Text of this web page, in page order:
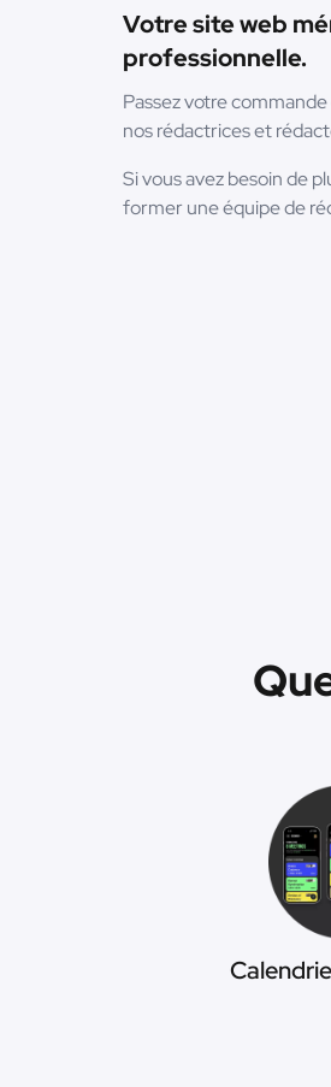
Votre site web
professionnelle.
Passez votre
nos rédactrices et
Si vous avez besoin de
former une équipe de